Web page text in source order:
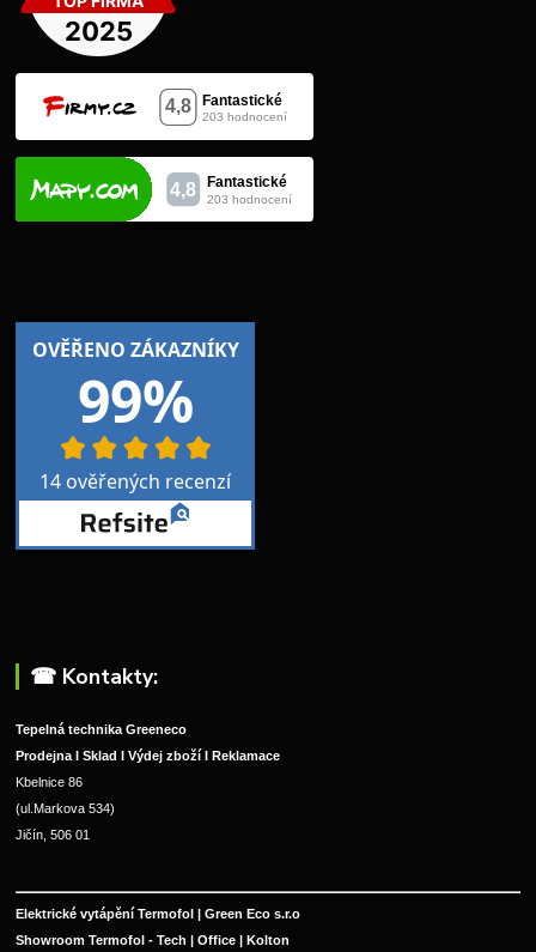
☎︎ Kontakty:
Tepelná technika Greeneco
Prodejna I Sklad I Výdej zboží I Reklamace
Kbelnice 86
(ul.Markova 534)
Jičín, 506 01
Elektrické vytápění Termofol | Green Eco s.r.o
Showroom Termofol - Tech | Office | Kolton